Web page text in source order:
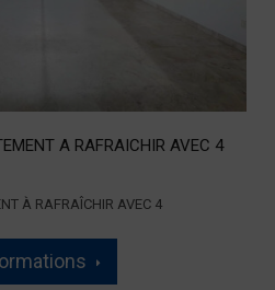
A RAFRAICHIR AVEC 4
À RAFRAÎCHIR AVEC 4